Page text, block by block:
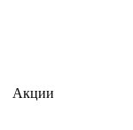
Акции